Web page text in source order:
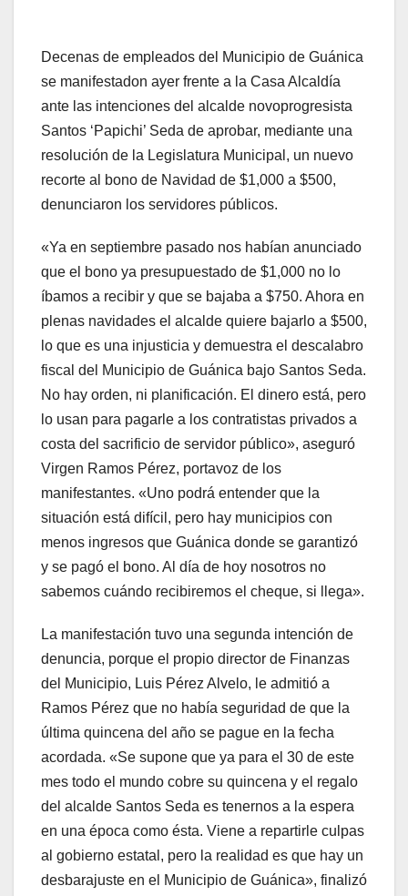
Decenas de empleados del Municipio de Guánica
se manifestadon ayer frente a la Casa Alcaldía
ante las intenciones del alcalde novoprogresista
Santos ‘Papichi’ Seda de aprobar, mediante una
resolución de la Legislatura Municipal, un nuevo
recorte al bono de Navidad de $1,000 a $500,
denunciaron los servidores públicos.
«Ya en septiembre pasado nos habían anunciado
que el bono ya presupuestado de $1,000 no lo
íbamos a recibir y que se bajaba a $750. Ahora en
plenas navidades el alcalde quiere bajarlo a $500,
lo que es una injusticia y demuestra el descalabro
fiscal del Municipio de Guánica bajo Santos Seda.
No hay orden, ni planificación. El dinero está, pero
lo usan para pagarle a los contratistas privados a
costa del sacrificio de servidor público», aseguró
Virgen Ramos Pérez, portavoz de los
manifestantes. «Uno podrá entender que la
situación está difícil, pero hay municipios con
menos ingresos que Guánica donde se garantizó
y se pagó el bono. Al día de hoy nosotros no
sabemos cuándo recibiremos el cheque, si llega».
La manifestación tuvo una segunda intención de
denuncia, porque el propio director de Finanzas
del Municipio, Luis Pérez Alvelo, le admitió a
Ramos Pérez que no había seguridad de que la
última quincena del año se pague en la fecha
acordada. «Se supone que ya para el 30 de este
mes todo el mundo cobre su quincena y el regalo
del alcalde Santos Seda es tenernos a la espera
en una época como ésta. Viene a repartirle culpas
al gobierno estatal, pero la realidad es que hay un
desbarajuste en el Municipio de Guánica», finalizó